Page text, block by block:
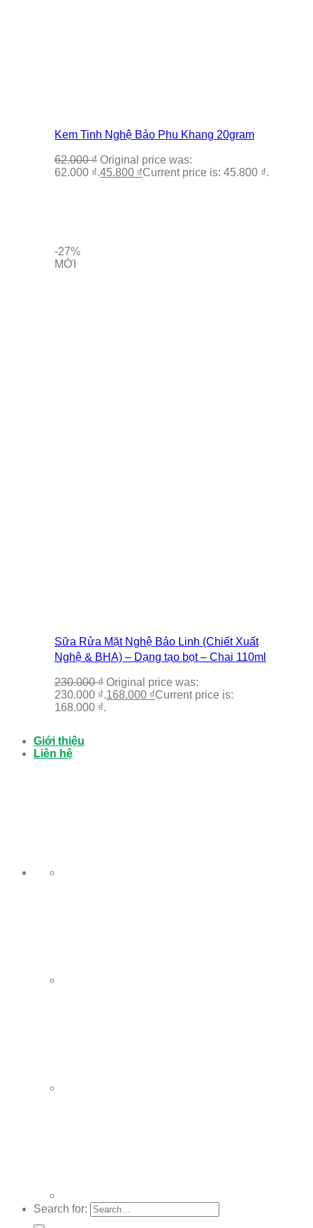
Kem Tinh Nghệ Bảo Phu Khang 20gram
62.000₫ Original price was:
62.000 ₫.45.800 ₫Current price is: 45.800 ₫.
-27%
MỚI
Sữa Rửa Mặt Nghệ Bảo Linh (Chiết Xuất
Nghệ & BHA) – Dạng tạo bọt – Chai 110ml
230.000₫ Original price was:
230.000 ₫.168.000 ₫Current price is:
168.000 ₫.
Giới thiệu
Liên hệ
Search for: